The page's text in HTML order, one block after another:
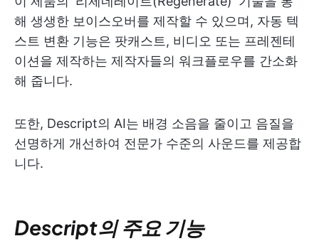
해 생생한 보이스오버를 제작할 수 있으며, 자동 텍
스트 변환 기능은 팟캐스트, 비디오 또는 프레젠테
이션을 제작하는 제작자들의 워크플로우를 간소화
해 줍니다.
또한, Descript의 AI는 배경 소음을 줄이고 음질을
선명하게 개선하여 전문가 수준의 사운드를 제공합
니다.
Descript의 주요 기능